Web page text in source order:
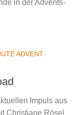
in der Advents-
ADVENT
Impuls aus
Christiane Rösel